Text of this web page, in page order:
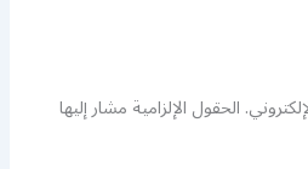
الحقول الإلزامية مشار إليها